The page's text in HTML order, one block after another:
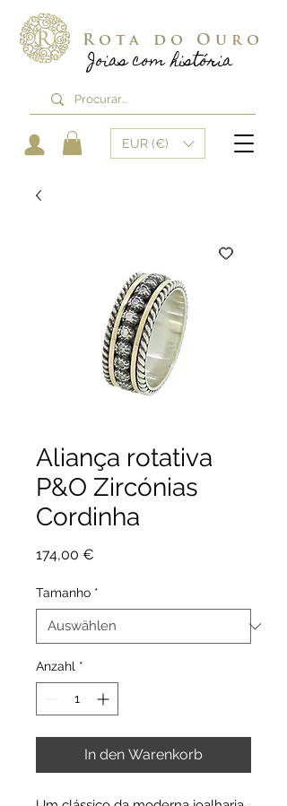
Joias com história
Rota do Ouro
EUR (€)
Aliança rotativa
P&O Zircónias
Cordinha
174,00 €
Tamanho *
Anzahl *
In den Warenkorb